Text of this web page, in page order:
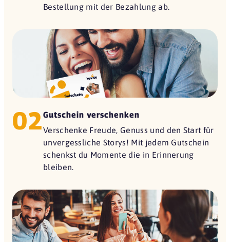
Bestellung mit der Bezahlung ab.
02Gutschein verschenken
Verschenke Freude, Genuss und den Start für
unvergessliche Storys! Mit jedem Gutschein
schenkst du Momente die in Erinnerung
bleiben.